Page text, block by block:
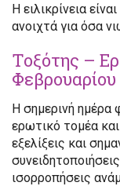
Η ειλικρίνεια
ανοιχτά για όσα
Τοξότης –
Φεβρουαρίου
Η σημερινή ημέρα
ερωτικό τομέα
εξελίξεις και
ισορροπήσεις